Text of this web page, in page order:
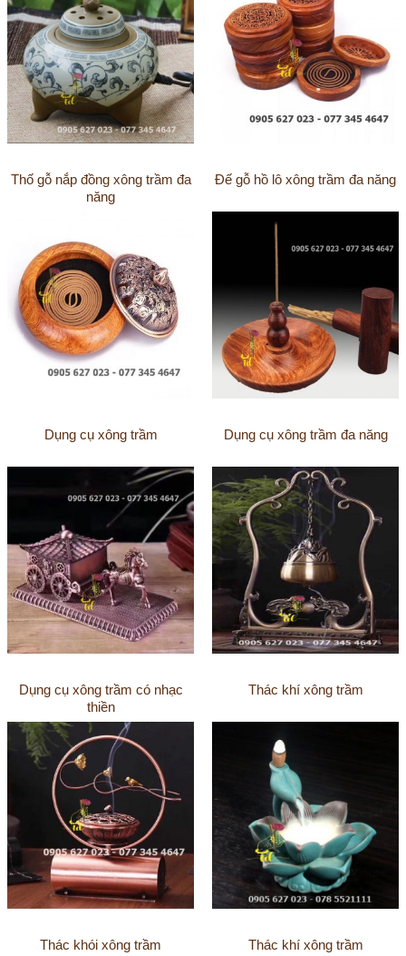
Thố gỗ nắp đồng xông trầm đa
năng
Đế gỗ hồ lô xông trầm đa năng
Dụng cụ xông trầm Dụng cụ xông trầm đa năng
Dụng cụ xông trầm có nhạc
thiền
Thác khí xông trầm
Thác khói xông trầm Thác khí xông trầm